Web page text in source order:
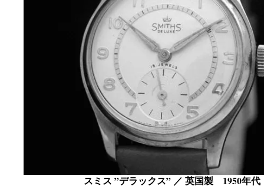
スミス ”デラックス” ／ 英国製 1950年代